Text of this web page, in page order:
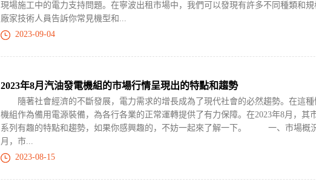
現場施工中的電力支持問題。在寧波出租市場中，我們可以發現有許多不同種類和
廠家技術人員告訴你常見機型和...
2023-09-04
2023年8月汽油發電機組的市場行情呈現出的特點和趨勢
隨著社會經濟的不斷發展，電力需求的增長成為了現代社會的必然趨勢。在這種
機組作為備用電源裝備，為各行各業的正常運轉提供了有力保障。在2023年8月，其
系列有趣的特點和趨勢，如果你感興趣的，不妨一起來了解一下。 一、市場
月，市...
2023-08-15